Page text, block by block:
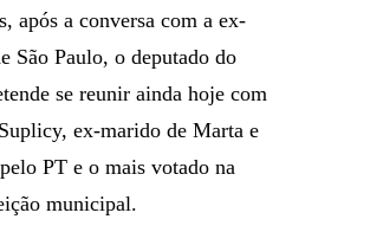
após a conversa com a ex-
São Paulo, o deputado do
se reunir ainda hoje com
ex-marido de Marta e
PT e o mais votado na
municipal.